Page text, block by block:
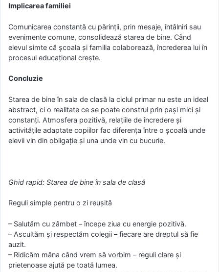
Implicarea familiei
Comunicarea constantă cu părinții, prin mesaje, întâlniri sau
evenimente comune, consolidează starea de bine. Când
elevul simte că școala și familia colaborează, încrederea lui în
procesul educațional crește.
Concluzie
Starea de bine în sala de clasă la ciclul primar nu este un ideal
abstract, ci o realitate ce se poate construi prin pași mici și
constanți. Atmosfera pozitivă, relațiile de încredere și
activitățile adaptate copiilor fac diferența între o școală unde
elevii vin din obligație și una unde vin cu bucurie.
Ghid rapid: Starea de bine în sala de clasă
Reguli simple pentru o zi reușită
– Salutăm cu zâmbet – începe ziua cu energie pozitivă.
– Ascultăm și respectăm colegii – fiecare are dreptul să fie
auzit.
– Ridicăm mâna când vrem să vorbim – reguli clare și
prietenoase ajută pe toată lumea.